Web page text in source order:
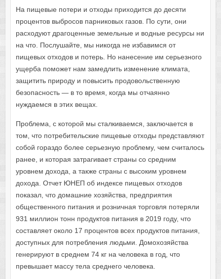
На пищевые потери и отходы приходится до десяти
процентов выбросов парниковых газов. По сути, они
расходуют драгоценные земельные и водные ресурсы ни
на что. Послушайте, мы никогда не избавимся от
пищевых отходов и потерь. Но нанесение им серьезного
ущерба поможет нам замедлить изменение климата,
защитить природу и повысить продовольственную
безопасность — в то время, когда мы отчаянно
нуждаемся в этих вещах.
Проблема, с которой мы сталкиваемся, заключается в
том, что потребительские пищевые отходы представляют
собой гораздо более серьезную проблему, чем считалось
ранее, и которая затрагивает страны со средним
уровнем дохода, а также страны с высоким уровнем
дохода. Отчет ЮНЕП об индексе пищевых отходов
показал, что домашние хозяйства, предприятия
общественного питания и розничная торговля потеряли
931 миллион тонн продуктов питания в 2019 году, что
составляет около 17 процентов всех продуктов питания,
доступных для потребления людьми. Домохозяйства
генерируют в среднем 74 кг на человека в год, что
превышает массу тела среднего человека.